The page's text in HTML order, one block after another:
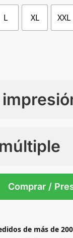
L XL XXL
Comprar /
de más de